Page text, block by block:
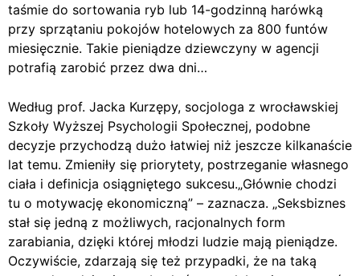
taśmie do sortowania ryb lub 14-godzinną harówką
przy sprzątaniu pokojów hotelowych za 800 funtów
miesięcznie. Takie pieniądze dziewczyny w agencji
potrafią zarobić przez dwa dni…
Według prof. Jacka Kurzępy, socjologa z wrocławskiej
Szkoły Wyższej Psychologii Społecznej, podobne
decyzje przychodzą dużo łatwiej niż jeszcze kilkanaście
lat temu. Zmieniły się priorytety, postrzeganie własnego
ciała i definicja osiągniętego sukcesu.„Głównie chodzi
tu o motywację ekonomiczną” – zaznacza. „Seksbiznes
stał się jedną z możliwych, racjonalnych form
zarabiania, dzięki której młodzi ludzie mają pieniądze.
Oczywiście, zdarzają się też przypadki, że na taką